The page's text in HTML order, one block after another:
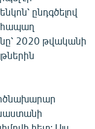
ընդգծելով
2020 թվականի